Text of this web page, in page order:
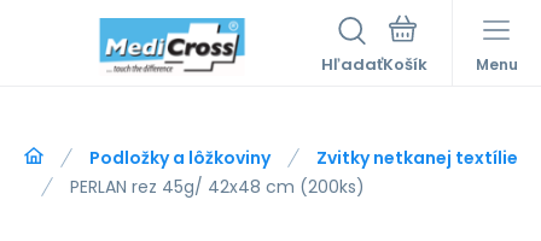
Hľadať Menu
Podložky a lôžkoviny
Zvitky netkanej textílie
PERLAN rez 45g/ 42x48 cm (200ks)